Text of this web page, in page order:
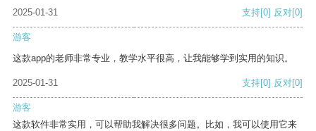
2025-01-31
支持[0] 反对[0]
游客
这款app的老师非常专业，教学水平很高，让我能够学到实用的知识。
2025-01-31 支持[0] 反对[0]
游客
这款软件非常实用，可以帮助我解决很多问题。比如，我可以使用它来